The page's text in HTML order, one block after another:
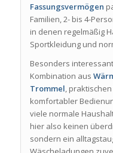
Fassungsvermögen
Familien, 2- bis 4-
in denen regelmäßig
Sportkleidung und
Besonders
Kombination aus
Trommel,
komfortabler
viele normale
hier also keinen
sondern ein